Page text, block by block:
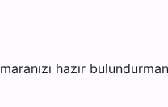
hazır